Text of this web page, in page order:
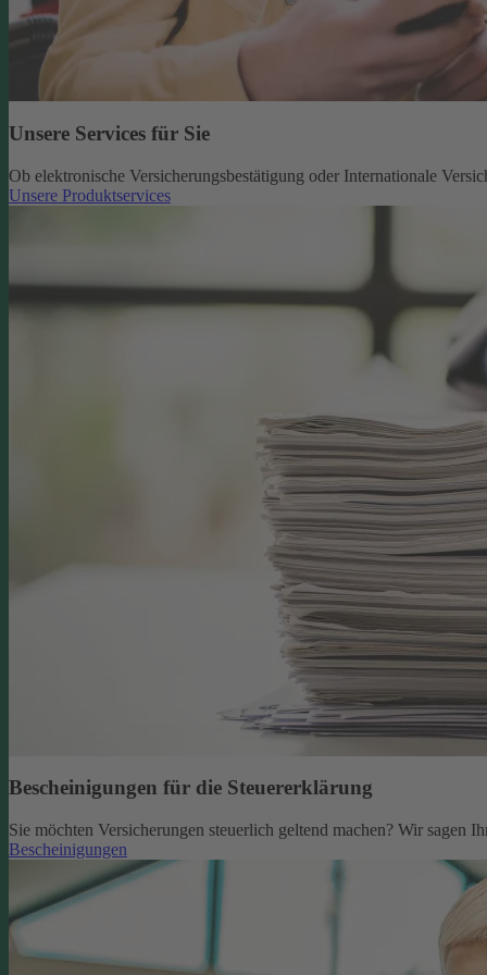
Unsere Services für Sie
Ob elektronische Versicherungsbestätigung oder Internationale
Unsere Produktservices
Bescheinigungen für die Steuererklärung
Sie möchten Versicherungen steuerlich geltend machen? Wir sagen
Bescheinigungen